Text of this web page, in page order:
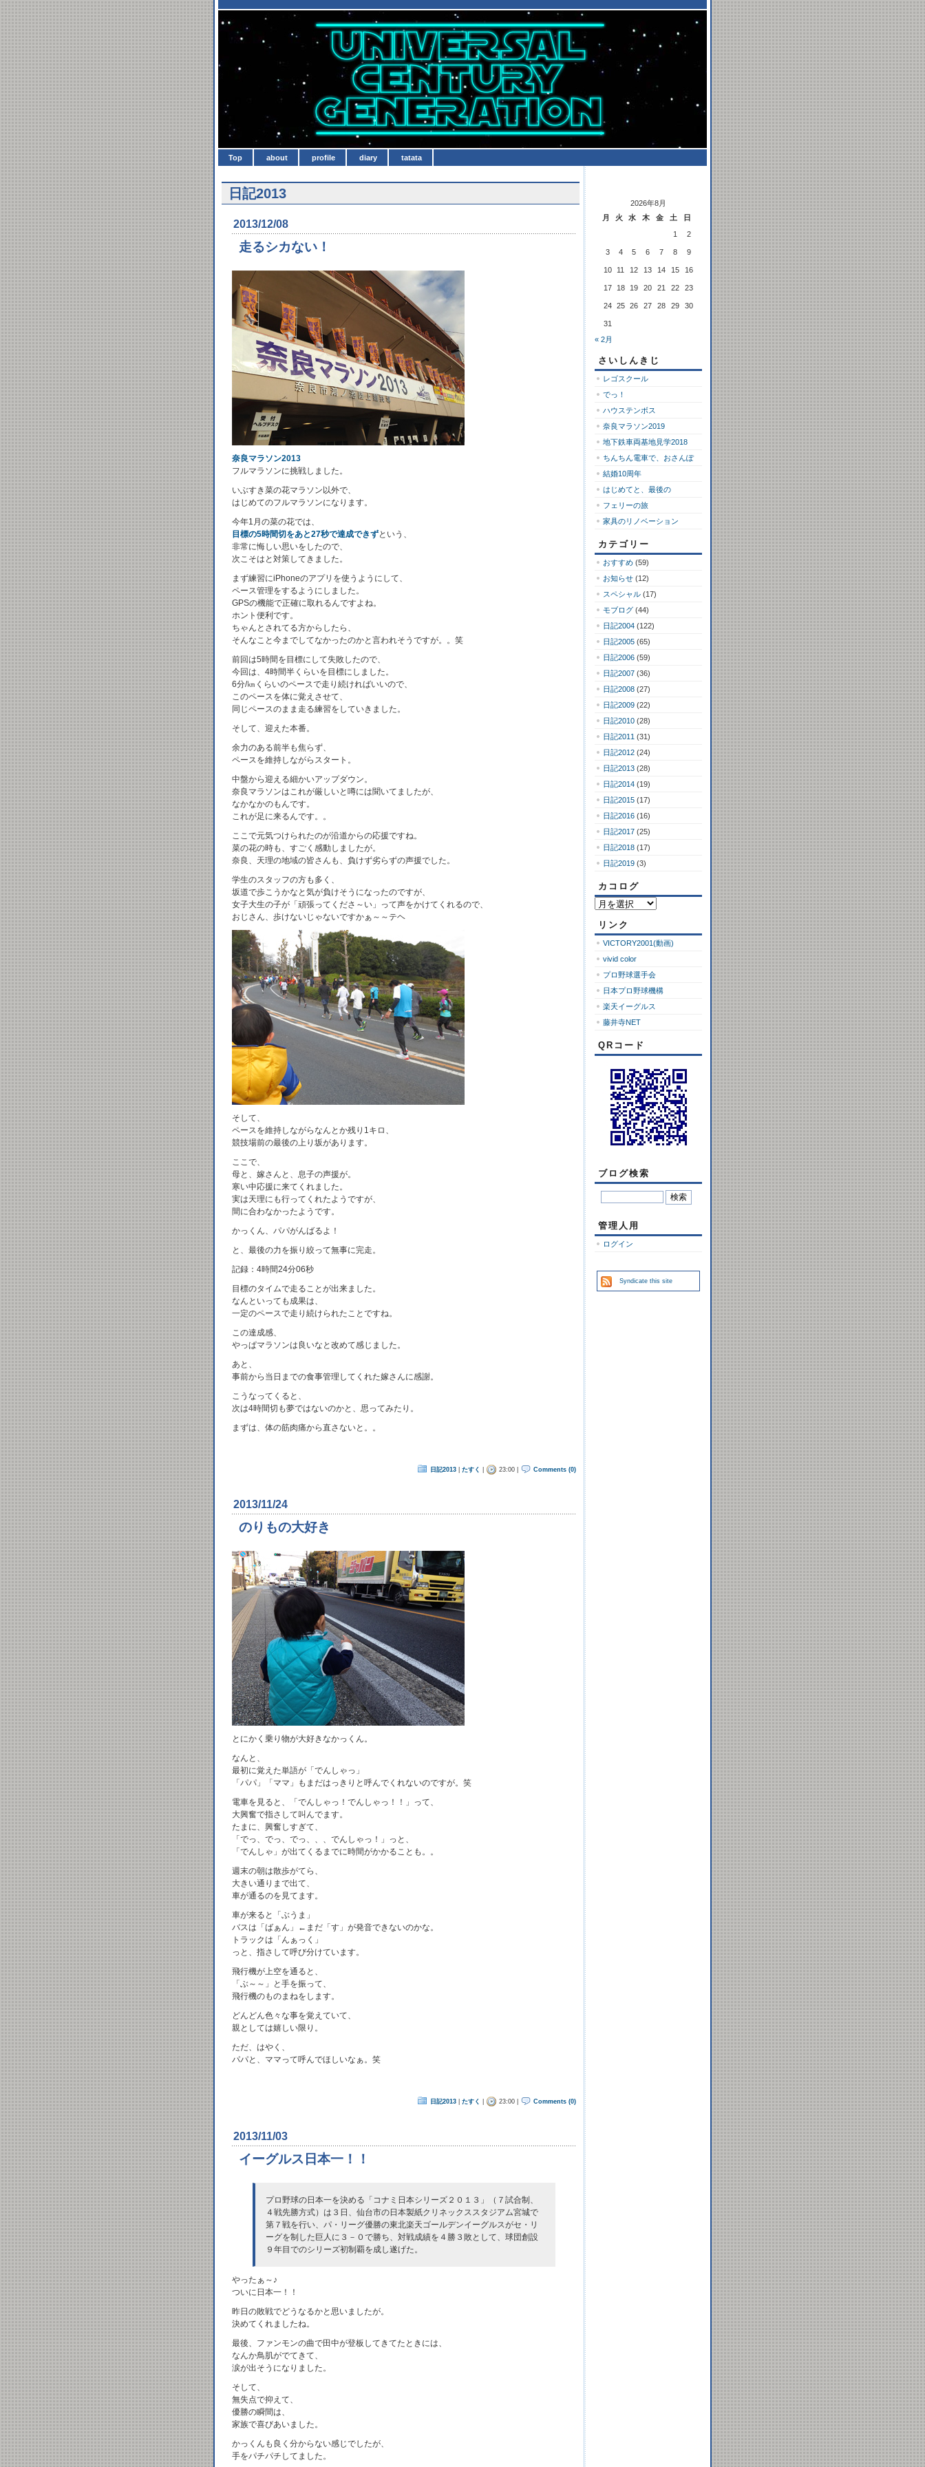
Top about profile diary tatata
日記2013
2013/12/08
走るシカない！
奈良マラソン2013
フルマラソンに挑戦しました。
いぶすき菜の花マラソン以外で、
はじめてのフルマラソンになります。
今年1月の菜の花では、
目標の5時間切をあと27秒で達成できずという、
非常に悔しい思いをしたので、
次こそはと対策してきました。
まず練習にiPhoneのアプリを使うようにして、
ペース管理をするようにしました。
GPSの機能で正確に取れるんですよね。
ホント便利です。
ちゃんとされてる方からしたら、
そんなこと今までしてなかったのかと言われそうですが。。笑
前回は5時間を目標にして失敗したので、
今回は、4時間半くらいを目標にしました。
6分/㎞くらいのペースで走り続ければいいので、
このペースを体に覚えさせて、
同じペースのまま走る練習をしていきました。
そして、迎えた本番。
余力のある前半も焦らず、
ペースを維持しながらスタート。
中盤から迎える細かいアップダウン。
奈良マラソンはこれが厳しいと噂には聞いてましたが、
なかなかのもんです。
これが足に来るんです。。
ここで元気つけられたのが沿道からの応援ですね。
菜の花の時も、すごく感動しましたが。
奈良、天理の地域の皆さんも、負けず劣らずの声援でした。
学生のスタッフの方も多く、
坂道で歩こうかなと気が負けそうになったのですが、
女子大生の子が「頑張ってくださ～い」って声をかけてくれるので、
おじさん、歩けないじゃないですかぁ～～テヘ
そして、
ペースを維持しながらなんとか残り1キロ、
競技場前の最後の上り坂があります。
ここで、
母と、嫁さんと、息子の声援が。
寒い中応援に来てくれました。
実は天理にも行ってくれたようですが、
間に合わなかったようです。
かっくん、パパがんばるよ！
と、最後の力を振り絞って無事に完走。
記録：4時間24分06秒
目標のタイムで走ることが出来ました。
なんといっても成果は、
一定のペースで走り続けられたことですね。
この達成感、
やっぱマラソンは良いなと改めて感じました。
あと、
事前から当日までの食事管理してくれた嫁さんに感謝。
こうなってくると、
次は4時間切も夢ではないのかと、思ってみたり。
まずは、体の筋肉痛から直さないと。。
日記2013 たすく 23:00 | Comments (0)
2013/11/24
のりもの大好き
とにかく乗り物が大好きなかっくん。
なんと、
最初に覚えた単語が「でんしゃっ」
「パパ」「ママ」もまだはっきりと呼んでくれないのですが。笑
電車を見ると、「でんしゃっ！でんしゃっ！！」って、
大興奮で指さして叫んでます。
たまに、興奮しすぎて、
「でっ、でっ、でっ、、、でんしゃっ！」っと、
「でんしゃ」が出てくるまでに時間がかかることも。。
週末の朝は散歩がてら、
大きい通りまで出て、
車が通るのを見てます。
車が来ると「ぶうま」
バスは「ばぁん」←まだ「す」が発音できないのかな。
トラックは「んぁっく」
っと、指さして呼び分けています。
飛行機が上空を通ると、
「ぶ～～」と手を振って、
飛行機のものまねをします。
どんどん色々な事を覚えていて、
親としては嬉しい限り。
ただ、はやく、
パパと、ママって呼んでほしいなぁ。笑
日記2013 たすく 23:00 | Comments (0)
2013/11/03
イーグルス日本一！！
プロ野球の日本一を決める「コナミ日本シリーズ２０１３」（７試合制、
４戦先勝方式）は３日、仙台市の日本製紙クリネックススタジアム宮城で
第７戦を行い、パ・リーグ優勝の東北楽天ゴールデンイーグルスがセ・リ
ーグを制した巨人に３－０で勝ち、対戦成績を４勝３敗として、球団創設
９年目でのシリーズ初制覇を成し遂げた。
やったぁ～♪
ついに日本一！！
昨日の敗戦でどうなるかと思いましたが。
決めてくれましたね。
最後、ファンモンの曲で田中が登板してきてたときには、
なんか鳥肌がでてきて、
涙が出そうになりました。
そして、
無失点で抑えて、
優勝の瞬間は、
家族で喜びあいました。
かっくんも良く分からない感じでしたが、
手をパチパチしてました。
2026年8月
月
火 水 木 金 土
日
1
2
3 4 5 6 7 8 9
10 11 12 13 14 15 16
17 18 19 20 21 22 23
24 25 26 27 28 29 30
31
« 2月
さいしんきじ
レゴスクール
でっ！
ハウステンボス
奈良マラソン2019
地下鉄車両基地見学2018
ちんちん電車で、おさんぽ
結婚10周年
はじめてと、最後の
フェリーの旅
家具のリノベーション
カテゴリー
おすすめ (59)
お知らせ (12)
スペシャル (17)
モブログ (44)
日記2004 (122)
日記2005 (65)
日記2006 (59)
日記2007 (36)
日記2008 (27)
日記2009 (22)
日記2010 (28)
日記2011 (31)
日記2012 (24)
日記2013 (28)
日記2014 (19)
日記2015 (17)
日記2016 (16)
日記2017 (25)
日記2018 (17)
日記2019 (3)
カコログ
カ
ロリンク
VICTORY2001(動画)
vivid color
プロ野球選手会
日本プロ野球機構
楽天イーグルス
藤井寺NET
QRコード
ブログ検索
管理人用
ログイン
Syndicate this site